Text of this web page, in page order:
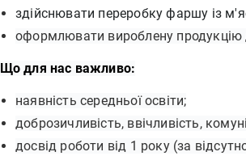
здійснювати переробку фаршу із
оформлювати вироблену продукцію
Що для нас важливо:
наявність середньої освіти;
доброзичливість, ввічливість,
досвід роботи від 1 року (за